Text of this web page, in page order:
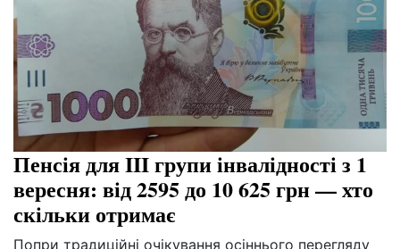
Пенсія для III групи інвалідності з 1
вересня: від 2595 до 10 625 грн — хто
скільки отримає
Попри традиційні очікування осіннього перегляду